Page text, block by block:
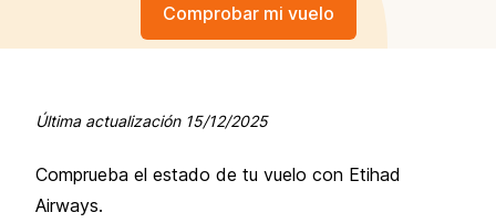
Comprobar mi vuelo
Última actualización 15/12/2025
Comprueba el estado de tu vuelo con Etihad
Airways.